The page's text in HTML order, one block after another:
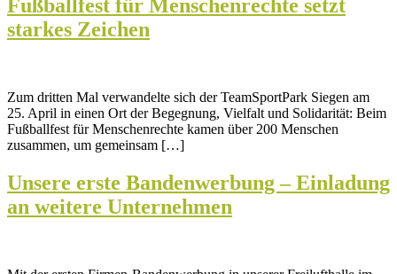
Fußballfest für Menschenrechte setzt
starkes Zeichen
Zum dritten Mal verwandelte sich der TeamSportPark Siegen am
25. April in einen Ort der Begegnung, Vielfalt und Solidarität: Beim
Fußballfest für Menschenrechte kamen über 200 Menschen
zusammen, um gemeinsam […]
Unsere erste Bandenwerbung – Einladung
an weitere Unternehmen